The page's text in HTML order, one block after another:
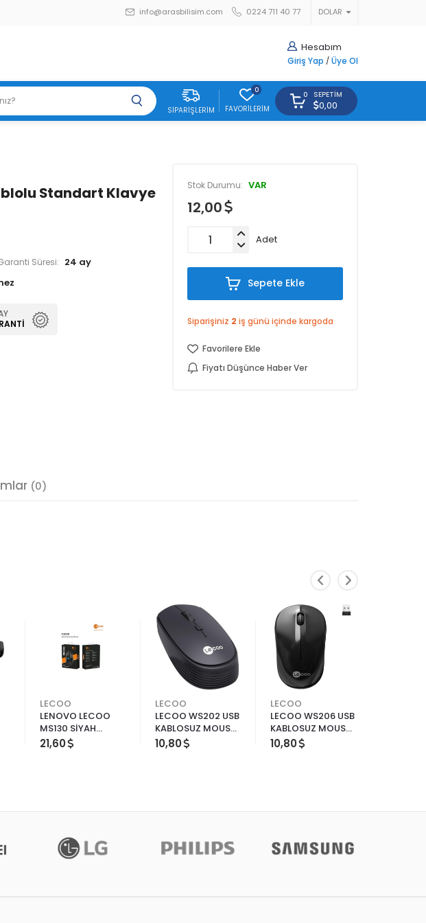
DOLAR
info@arasbilisim.com 0224 711 40 77
Hesabım
Giriş Yap / Üye Ol
SIPARIŞLERIM
0
FAVORILERIM
0 SEPETIM
0,00
Standart Klavye
Süresi: 24 ay
Stok Durumu: VAR
12,00
Adet
Sepete Ekle
Siparişiniz 2 iş günü içinde kargoda
Favorilere Ekle
Fiyatı Düşünce Haber Ver
(0)
LECOO
LENOVO LECOO
MS130 SİYAH
KABLOL RGB LED
21,60
LECOO
LECOO WS202 USB
KABLOSUZ MOUSE
SIYAH
10,80
LECOO
LECOO WS206 USB
KABLOSUZ MOUSE
SIYAH
10,80